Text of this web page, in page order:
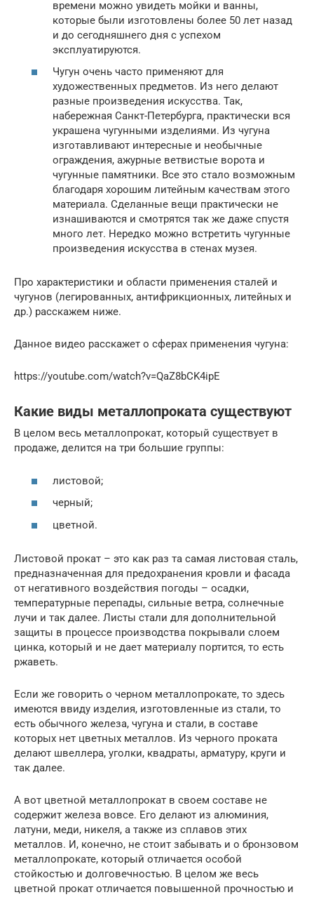
времени можно увидеть мойки и ванны,
которые были изготовлены более 50 лет назад
и до сегодняшнего дня с успехом
эксплуатируются.
Чугун очень часто применяют для
художественных предметов. Из него делают
разные произведения искусства. Так,
набережная Санкт-Петербурга, практически вся
украшена чугунными изделиями. Из чугуна
изготавливают интересные и необычные
ограждения, ажурные ветвистые ворота и
чугунные памятники. Все это стало возможным
благодаря хорошим литейным качествам этого
материала. Сделанные вещи практически не
изнашиваются и смотрятся так же даже спустя
много лет. Нередко можно встретить чугунные
произведения искусства в стенах музея.
Про характеристики и области применения сталей и
чугунов (легированных, антифрикционных, литейных и
др.) расскажем ниже.
Данное видео расскажет о сферах применения чугуна:
https://youtube.com/watch?v=QaZ8bCK4ipE
Какие виды металлопроката существуют
В целом весь металлопрокат, который существует в
продаже, делится на три большие группы:
листовой;
черный;
цветной.
Листовой прокат – это как раз та самая листовая сталь,
предназначенная для предохранения кровли и фасада
от негативного воздействия погоды – осадки,
температурные перепады, сильные ветра, солнечные
лучи и так далее. Листы стали для дополнительной
защиты в процессе производства покрывали слоем
цинка, который и не дает материалу портится, то есть
ржаветь.
Если же говорить о черном металлопрокате, то здесь
имеются ввиду изделия, изготовленные из стали, то
есть обычного железа, чугуна и стали, в составе
которых нет цветных металлов. Из черного проката
делают швеллера, уголки, квадраты, арматуру, круги и
так далее.
А вот цветной металлопрокат в своем составе не
содержит железа вовсе. Его делают из алюминия,
латуни, меди, никеля, а также из сплавов этих
металлов. И, конечно, не стоит забывать и о бронзовом
металлопрокате, который отличается особой
стойкостью и долговечностью. В целом же весь
цветной прокат отличается повышенной прочностью и